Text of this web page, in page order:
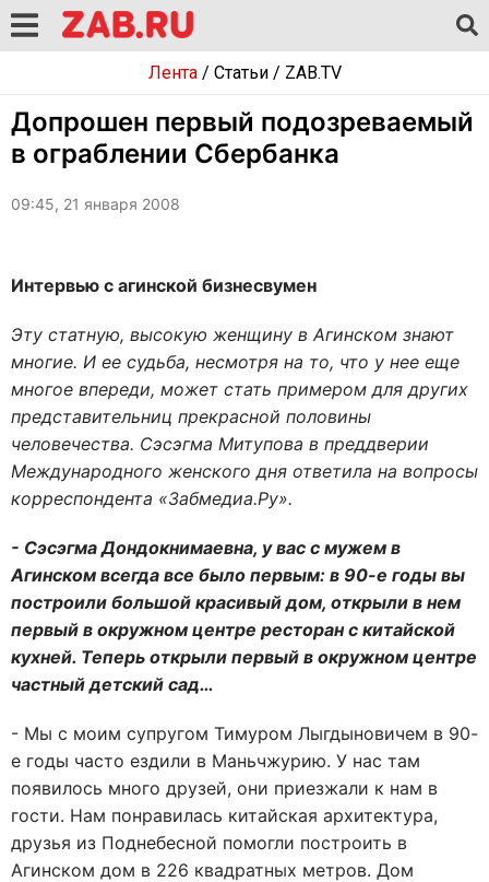
Лента/ Статьи/ ZAB.TV
Допрошен первый подозреваемый
в ограблении Сбербанка
09:45, 21 января 2008
Интервью с агинской бизнесвумен
Эту статную, высокую женщину в Агинском знают
многие. И ее судьба, несмотря на то, что у нее еще
многое впереди, может стать примером для других
представительниц прекрасной половины
человечества. Сэсэгма Митупова в преддверии
Международного женского дня ответила на вопросы
корреспондента «Забмедиа.Ру».
- Сэсэгма Дондокнимаевна, у вас с мужем в
Агинском всегда все было первым: в 90-е годы вы
построили большой красивый дом, открыли в нем
первый в окружном центре ресторан с китайской
кухней. Теперь открыли первый в окружном центре
частный детский сад…
- Мы с моим супругом Тимуром Лыгдыновичем в 90-
е годы часто ездили в Маньчжурию. У нас там
появилось много друзей, они приезжали к нам в
гости. Нам понравилась китайская архитектура,
друзья из Поднебесной помогли построить в
Агинском дом в 226 квадратных метров. Дом